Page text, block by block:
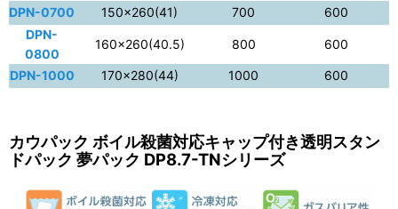
DPN-0700 150×260(41) 700
600
DPN-
0800
160×260(40.5) 800 600
DPN-1000 170×280(44) 1000 600
カウパック ボイル殺菌対応キャップ付き透明スタン
ドパック 夢パック DP8.7-TNシリーズ